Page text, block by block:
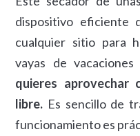
dispositivo eficiente
cualquier sitio para
vayas de
quieres aprovechar
libre. Es sencillo de
funcionamiento es